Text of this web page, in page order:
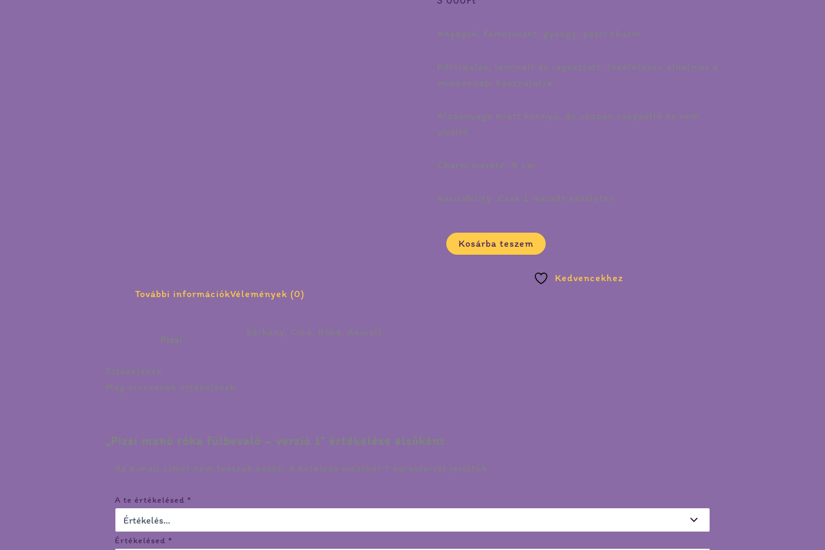
Anyagok: fémötvözet, gyöngy, papír charm
Kétoldalas, laminált és ragasztott, tökéletesen alkalmas a
mindennapi használatra.
Alapanyaga miatt könnyű, de csupán cseppálló és nem
vízálló.
Charm mérete: 4 cm
Availability: Csak 1 maradt készleten
Kosárba teszem
Kedvencekhez
További információkVélemények (0)
Pizsi
Sárkány, Cica, Róka, Axolotl
Értékelések
Még nincsenek értékelések.
„Pizsi manó róka fülbevaló – verzió 1” értékelése elsőként
Az e-mail címet nem tesszük közzé. A kötelező mezőket * karakterrel jelöltük
A te értékelésed *
Értékelésed *